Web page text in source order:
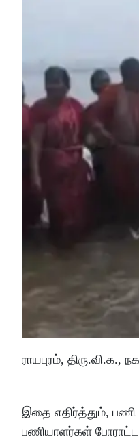
ராயபுரம்,
இதை எதிர்த்தும், பணி
பணியாளர்கள்